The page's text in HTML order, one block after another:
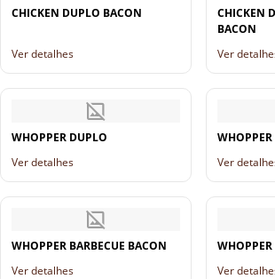
CHICKEN DUPLO BACON
Ver detalhes
CHICKEN
BACON
Ver
WHOPPER DUPLO
Ver detalhes
Ver
WHOPPER BARBECUE BACON
Ver detalhes
Ver